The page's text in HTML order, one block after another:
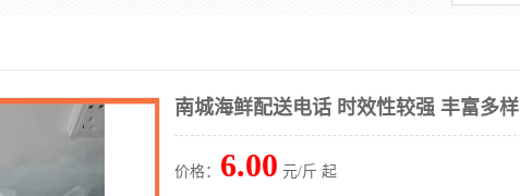
南城海鲜配送电话 时效性较强 丰富多样
价格： 6.00 元/斤 起